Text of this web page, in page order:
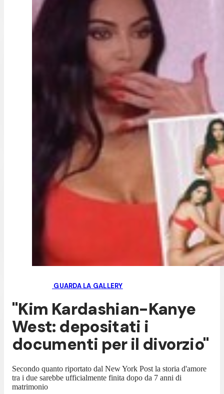
GUARDA LA GALLERY
"Kim Kardashian-Kanye
West: depositati i
documenti per il divorzio"
Secondo quanto riportato dal New York Post la storia d'amore
tra i due sarebbe ufficialmente finita dopo da 7 anni di
matrimonio